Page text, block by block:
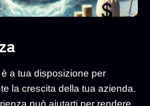
a tua disposizione per
la crescita della tua azienda.